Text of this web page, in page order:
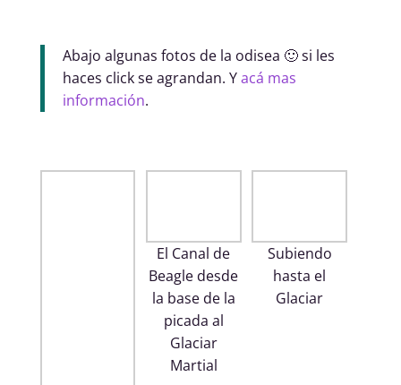
Abajo algunas fotos de la odisea 🙂 si les
haces click se agrandan. Yacá mas
información.
El Canal de
Beagle desde
la base de la
picada al
Glaciar
Martial
Subiendo
hasta el
Glaciar